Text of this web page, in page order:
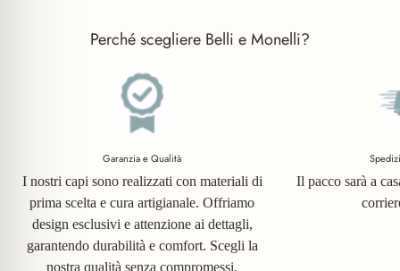
Perché scegliere Belli e Monelli?
Garanzia e Qualità
I nostri capi sono realizzati con materiali di
prima scelta e cura artigianale. Offriamo
design esclusivi e attenzione ai dettagli,
garantendo durabilità e comfort. Scegli la
nostra qualità senza compromessi.
Il pacco sarà a